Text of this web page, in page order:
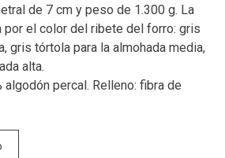
de 7 cm y peso de 1.300 g. La
por el color del ribete del forro: gris
gris tórtola para la almohada media,
alta.
algodón percal. Relleno: fibra de